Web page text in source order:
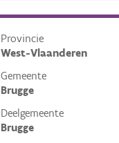
Provincie
West-Vlaanderen
Gemeente
Brugge
Deelgemeente
Brugge